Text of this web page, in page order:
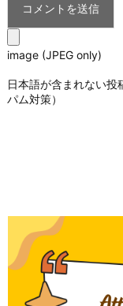
image (JPEG only)
日本語が含まれない投
パム対策）